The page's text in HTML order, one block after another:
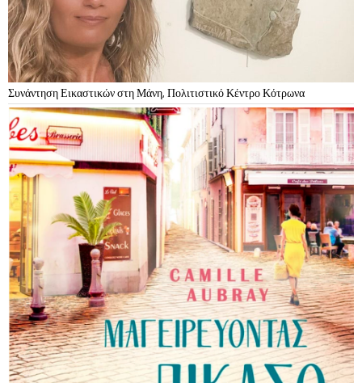
Συνάντηση Εικαστικών στη Μάνη, Πολιτιστικό Κέντρο Κότρωνα